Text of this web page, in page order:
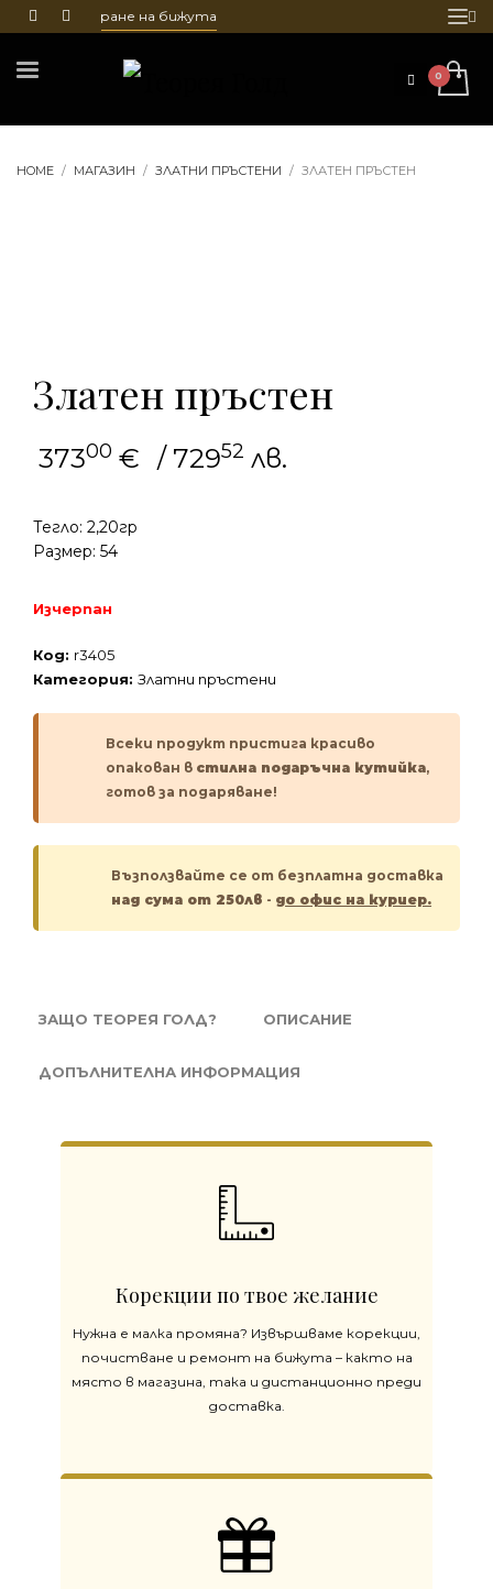
гравиране на бижута
HOME МАГАЗИН ЗЛАТНИ ПРЪСТЕНИ ЗЛАТЕН ПРЪСТЕН
Златен пръстен
37300 € / 72952 лв.
Тегло: 2,20гр
Размер: 54
Изчерпан
Код: r3405
Категория: Златни пръстени
Всеки продукт пристига красиво
опакован в стилна подаръчна кутийка,
готов за подаряване!
Възползвайте се от безплатна доставка
над сума от 250лв - до офис на куриер.
ЗАЩО ТЕОРЕЯ ГОЛД? ОПИСАНИЕ
ДОПЪЛНИТЕЛНА ИНФОРМАЦИЯ
Корекции по твое желание
Нужна е малка промяна? Извършваме корекции,
почистване и ремонт на бижута – както на
място в магазина, така и дистанционно преди
доставка.